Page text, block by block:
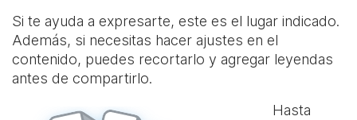
Si te ayuda a expresarte, este es el lugar indicado.
Además, si necesitas hacer ajustes en el
contenido, puedes recortarlo y agregar leyendas
antes de compartirlo.
Hasta